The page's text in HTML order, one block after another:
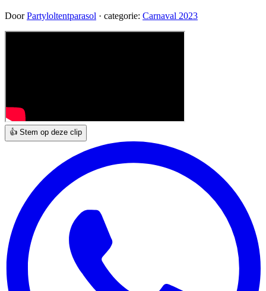
DoorPartyloltentparasol · categorie: Carnaval 2023
👍 Stem op deze clip